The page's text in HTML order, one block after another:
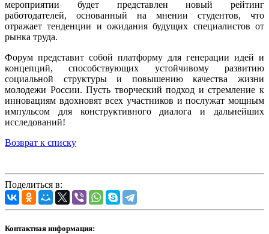
мероприятии будет представлен новый рейтинг
работодателей, основанный на мнении студентов, что
отражает тенденции и ожидания будущих специалистов от
рынка труда.
Форум представит собой платформу для генерации идей и
концепций, способствующих устойчивому развитию
социальной структуры и повышению качества жизни
молодежи России. Пусть творческий подход и стремление к
инновациям вдохновят всех участников и послужат мощным
импульсом для конструктивного диалога и дальнейших
исследований!
Возврат к списку
Поделиться в:
Контактная информация: